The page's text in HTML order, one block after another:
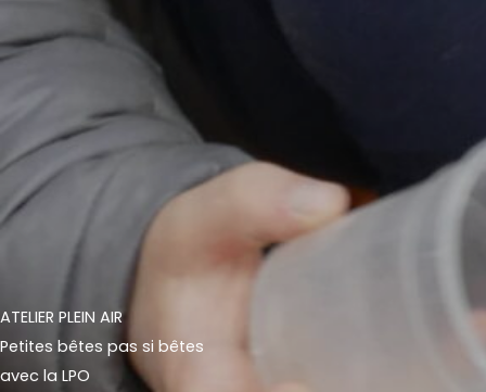
ATELIER PLEIN AIR
Petites bêtes pas si bêtes
avec la LPO